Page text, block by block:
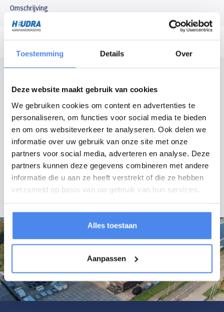
Toestemming Details Over
Deze website maakt gebruik van cookies
We gebruiken cookies om content en advertenties te
personaliseren, om functies voor social media te bieden
en om ons websiteverkeer te analyseren. Ook delen we
informatie over uw gebruik van onze site met onze
partners voor social media, adverteren en analyse. Deze
partners kunnen deze gegevens combineren met andere
informatie die u aan ze heeft verstrekt of die ze hebben
verzameld op basis van uw gebruik van hun services.
Alles toestaan
Aanpassen
Omschrijving
Voorrek 178x80cm voor een Anssems PSX/ASX plateauwagen
Geschikt voor:
- Anssems PSX/ASX 325x178cm plateauwagen
- Anssems PSX/ASX 405x178cm plateauwagen
De prijzen zijn exclusief montage.
Montage of aanpassingen? Bel, mail of kom langs.